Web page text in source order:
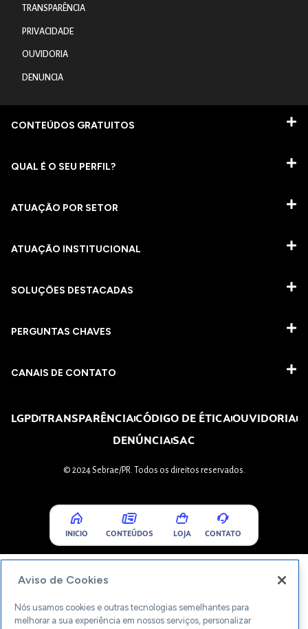
TRANSPARÊNCIA
PRIVACIDADE
OUVIDORIA
DENUNCIA
CONTEÚDOS GRATUITOS
QUAL É O SEU PERFIL?
ATUAÇÃO POR SETOR
ATUAÇÃO INSTITUCIONAL
SOLUÇÕES DESTACADAS
PERGUNTAS CHAVES​
CANAIS DE CONTATO
LGPDTRANSPARÊNCIACÓDIGO DE ÉTICAOUVIDORIA
DENÚNCIASAC
© 2024 Sebrae/PR. Todos os direitos reservados.
INICIO CONTEÚDOS LOJA CONTATO
Aviso de Cookies
Nós usamos cookies e outras tecnologias semelhantes para
melhorar a sua experiência em nossos serviços, personalizar